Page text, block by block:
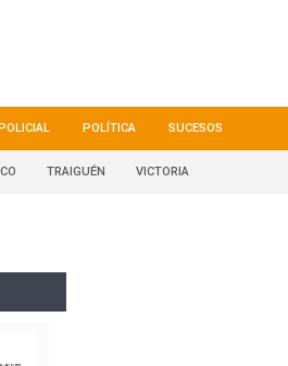
POLÍTICA SUCESOS
TRAIGUÉN VICTORIA